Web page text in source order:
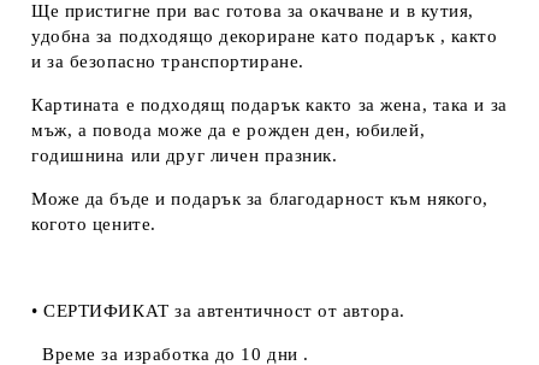
Ще пристигне при вас готова за окачване и в кутия,
удобна за подходящо декориране като подарък , както
и за безопасно транспортиране.
Картината е подходящ подарък както за жена, така и за
мъж, а повода може да е рожден ден, юбилей,
годишнина или друг личен празник.
Може да бъде и подарък за благодарност към някого,
когото цените.
• СЕРТИФИКАТ за автентичност от автора.
Време за изработка до 10 дни .